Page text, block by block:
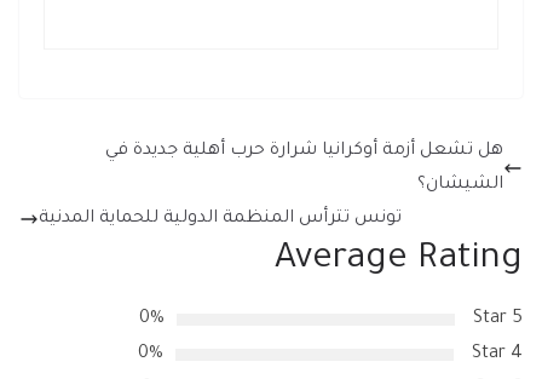
هل تشعل أزمة أوكرانيا شرارة حرب أهلية جديدة في
الشيشان؟
تونس تترأس المنظمة الدولية للحماية المدنية
Average Rating
5 Star
0%
4 Star
0%